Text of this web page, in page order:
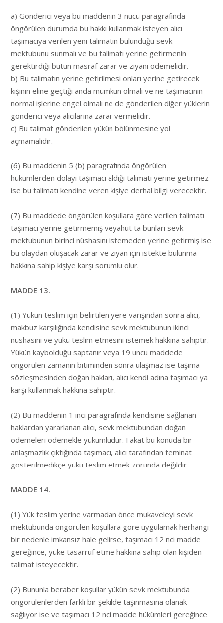
a) Gönderici veya bu maddenin 3 nücü paragrafında
öngörülen durumda bu hakkı kullanmak isteyen alıcı
taşımacıya verilen yeni talimatın bulunduğu sevk
mektubunu sunmalı ve bu talimatı yerine getirmenin
gerektirdiği bütün masraf zarar ve ziyanı ödemelidir.
b) Bu talimatın yerine getirilmesi onları yerine getirecek
kişinin eline geçtiği anda mümkün olmalı ve ne taşımacının
normal işlerine engel olmalı ne de gönderilen diğer yüklerin
gönderici veya alıcılarına zarar vermelidir.
c) Bu talimat gönderilen yükün bölünmesine yol
açmamalıdır.
(6) Bu maddenin 5 (b) paragrafında öngörülen
hükümlerden dolayı taşımacı aldığı talimatı yerine getirmez
ise bu talimatı kendine veren kişiye derhal bilgi verecektir.
(7) Bu maddede öngörülen koşullara göre verilen talimatı
taşımacı yerine getirmemiş veyahut ta bunları sevk
mektubunun birinci nüshasını istemeden yerine getirmiş ise
bu olaydan oluşacak zarar ve ziyan için istekte bulunma
hakkına sahip kişiye karşı sorumlu olur.
MADDE 13.
(1) Yükün teslim için belirtilen yere varışından sonra alıcı,
makbuz karşılığında kendisine sevk mektubunun ikinci
nüshasını ve yükü teslim etmesini istemek hakkına sahiptir.
Yükün kaybolduğu saptanır veya 19 uncu maddede
öngörülen zamanın bitiminden sonra ulaşmaz ise taşıma
sözleşmesinden doğan hakları, alıcı kendi adına taşımacı ya
karşı kullanmak hakkına sahiptir.
(2) Bu maddenin 1 inci paragrafında kendisine sağlanan
haklardan yararlanan alıcı, sevk mektubundan doğan
ödemeleri ödemekle yükümlüdür. Fakat bu konuda bir
anlaşmazlık çıktığında taşımacı, alıcı tarafından teminat
gösterilmedikçe yükü teslim etmek zorunda değildir.
MADDE 14.
(1) Yük teslim yerine varmadan önce mukaveleyi sevk
mektubunda öngörülen koşullara göre uygulamak herhangi
bir nedenle imkansız hale gelirse, taşımacı 12 nci madde
gereğince, yüke tasarruf etme hakkına sahip olan kişiden
talimat isteyecektir.
(2) Bununla beraber koşullar yükün sevk mektubunda
öngörülenlerden farklı bir şekilde taşınmasına olanak
sağlıyor ise ve taşımacı 12 nci madde hükümleri gereğince